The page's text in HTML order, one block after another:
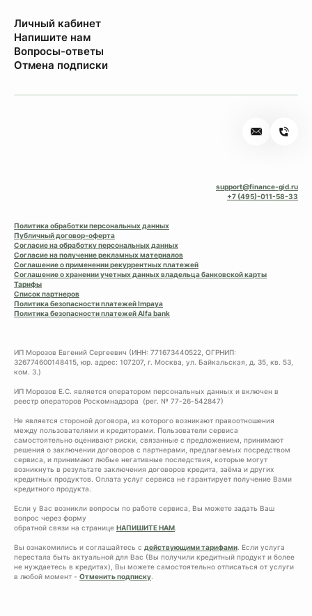
Личный кабинет
Напишите нам
Вопросы-ответы
Отмена подписки
support@finance-gid.ru
+7 (495)-011-58-33
Политика обработки персональных данных
Публичный договор-оферта
Согласие на обработку персональных данных
Согласие на получение рекламных материалов
Соглашение о применении рекуррентных платежей
Соглашение о хранении учетных данных владельца банковской карты
Тарифы
Список партнеров
Политика безопасности платежей Impaya
Политика безопасности платежей Alfa bank
ИП Морозов Евгений Сергеевич (ИНН: 771673440522, ОГРНИП:
326774600148415, юр. адрес: 107207, г. Москва, ул. Байкальская, д. 35, кв. 53,
ком. 3.)
ИП Морозов Е.С. является оператором персональных данных и включен в
реестр операторов Роскомнадзора (рег. № 77-26-542847)
Не является стороной договора, из которого возникают правоотношения
между пользователями и кредиторами. Пользователи сервиса
самостоятельно оценивают риски, связанные с предложением, принимают
решения о заключении договоров с партнерами, предлагаемых посредством
сервиса, и принимают любые негативные последствия, которые могут
возникнуть в результате заключения договоров кредита, заёма и других
кредитных продуктов. Оплата услуг сервиса не гарантирует получение Вами
кредитного продукта.
Если у Вас возникли вопросы по работе сервиса, Вы можете задать Ваш
вопрос через форму
обратной связи на странице НАПИШИТЕ НАМ.
Вы ознакомились и соглашайтесь с действующими тарифами. Если услуга
перестала быть актуальной для Вас (Вы получили кредитный продукт и более
не нуждаетесь в кредитах), Вы можете самостоятельно отписаться от услуги
в любой момент - Отменить подписку.